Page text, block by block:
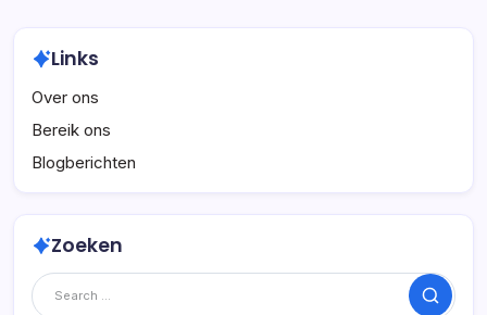
Links
Over ons
Bereik ons
Blogberichten
Zoeken
Search